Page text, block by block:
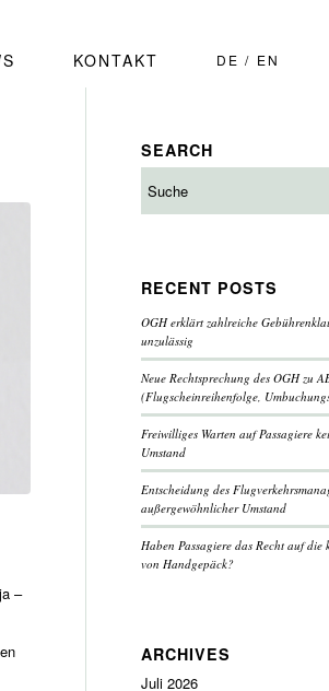
KONTAKT DE EN
–
SEARCH
RECENT POSTS
OGH erklärt zahlreiche
unzulässig
Neue Rechtsprechung des OGH zu
(Flugscheinreihenfolge,
Freiwilliges Warten auf Passagiere
Umstand
Entscheidung des
außergewöhnlicher Umstand
Haben Passagiere das Recht auf die
von Handgepäck?
ARCHIVES
Juli 2026